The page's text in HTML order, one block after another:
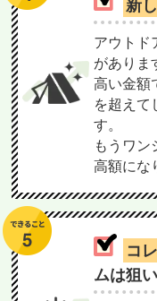
新
アウトド
がありま
高い金額
を超えて
す。
もうワン
高額にな
コ
ムは狙